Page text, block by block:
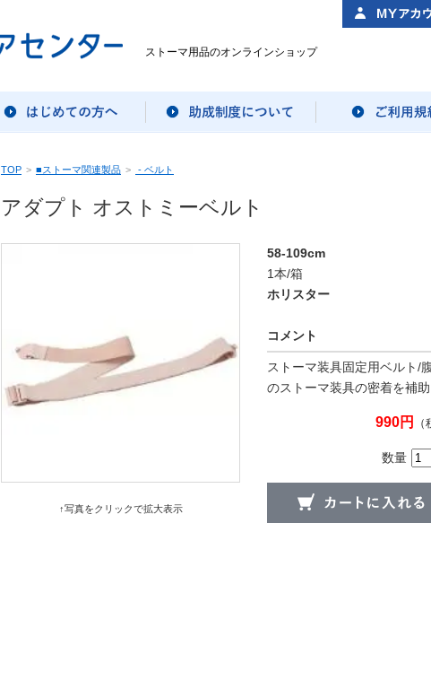
ストーマ用品のオンラインショップ
TOP > ■ストーマ関連製品 > - ベルト
アダプト オストミーベルト
↑写真をクリックで拡大表示
58-109cm
1本/箱
ホリスター
コメント
ストーマ装具固定用ベルト/
のストーマ装具の密着を補助
990円
数量